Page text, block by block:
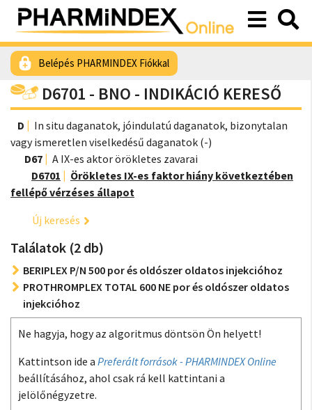
Belépés PHARMINDEX Fiókkal
D6701 - BNO - INDIKÁCIÓ KERESŐ
D
In situ daganatok, jóindulatú daganatok, bizonytalan
vagy ismeretlen viselkedésű daganatok (-)
D67
A IX-es aktor örökletes zavarai
D6701
Örökletes IX-es faktor hiány következtében
fellépő vérzéses állapot
Új keresés
Találatok (2 db)
BERIPLEX P/N 500 por és oldószer oldatos injekcióhoz
PROTHROMPLEX TOTAL 600 NE por és oldószer oldatos
injekcióhoz
Ne hagyja, hogy az algoritmus döntsön Ön helyett!
Kattintson ide a Preferált források - PHARMINDEX Online
beállításához, ahol csak rá kell kattintani a
jelölőnégyzetre.